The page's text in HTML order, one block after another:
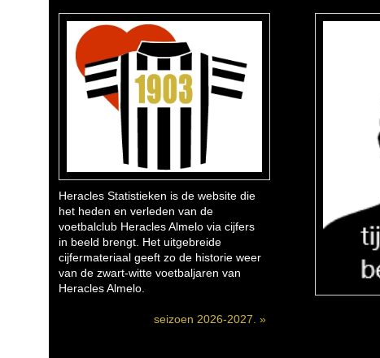
Heracles Statistieken is de website die
het heden en verleden van de
voetbalclub Heracles Almelo via cijfers
in beeld brengt. Het uitgebreide
cijfermateriaal geeft zo de historie weer
van de zwart-witte voetbaljaren van
Heracles Almelo.
seizoen 2026-2027. »